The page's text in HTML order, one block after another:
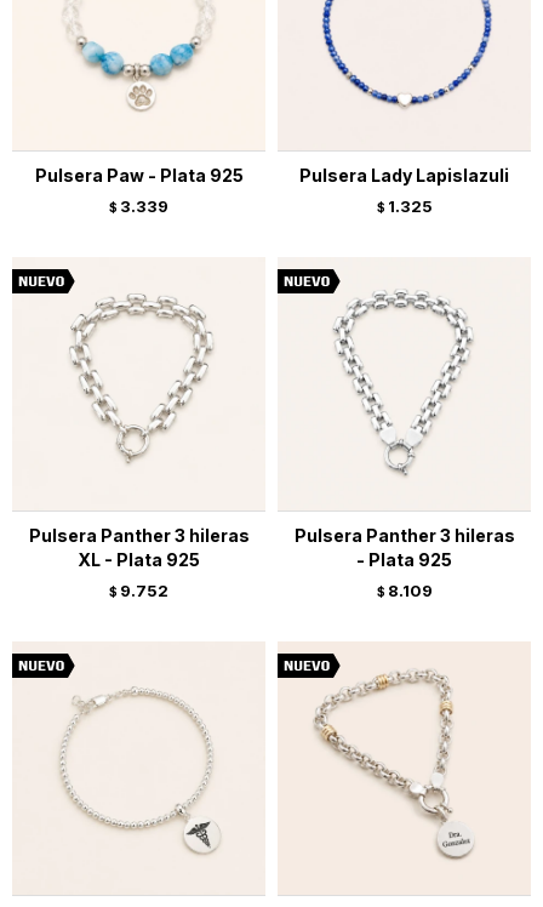
Pulsera Paw - Plata 925
$ 3.339
Pulsera Lady Lapislazuli
$ 1.325
Pulsera Panther 3 hileras
XL - Plata 925
$ 9.752
Pulsera Panther 3 hileras
- Plata 925
$ 8.109